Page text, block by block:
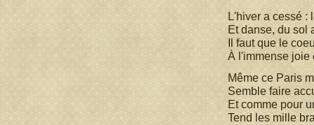
L'hiver a cessé :
Et danse, du sol
Il faut que le
À l'immense joie
Même ce Paris
Semble faire
Et comme pour
Tend les mille